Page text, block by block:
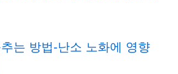
는 방법-난소 노화에 영향